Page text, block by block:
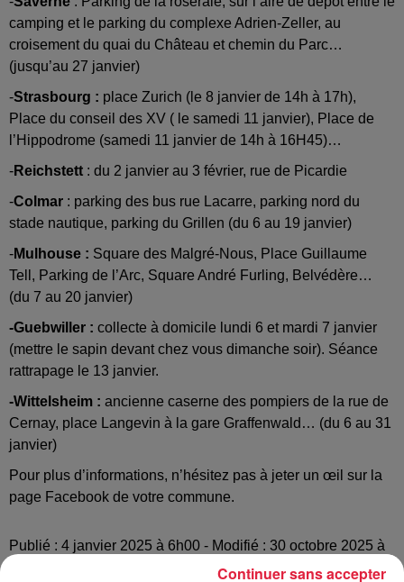
camping et le parking du complexe Adrien-Zeller, au
croisement du quai du Château et chemin du Parc…
(jusqu’au 27 janvier)
-Strasbourg : place Zurich (le 8 janvier de 14h à 17h),
Place du conseil des XV ( le samedi 11 janvier), Place de
l’Hippodrome (samedi 11 janvier de 14h à 16H45)…
-Reichstett : du 2 janvier au 3 février, rue de Picardie
-Colmar : parking des bus rue Lacarre, parking nord du
stade nautique, parking du Grillen (du 6 au 19 janvier)
-Mulhouse : Square des Malgré-Nous, Place Guillaume
Tell, Parking de l’Arc, Square André Furling, Belvédère…
(du 7 au 20 janvier)
-Guebwiller : collecte à domicile lundi 6 et mardi 7 janvier
(mettre le sapin devant chez vous dimanche soir). Séance
rattrapage le 13 janvier.
-Wittelsheim : ancienne caserne des pompiers de la rue de
Cernay, place Langevin à la gare Graffenwald… (du 6 au 31
janvier)
Pour plus d’informations, n’hésitez pas à jeter un œil sur la
page Facebook de votre commune.
Publié : 4 janvier 2025 à 6h00 - Modifié : 30 octobre 2025 à
Continuer sans accepter